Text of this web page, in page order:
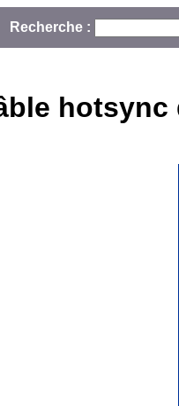
Recherche :
hotsync